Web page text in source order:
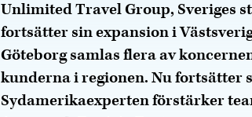
Unlimited Travel Group, Sveriges
fortsätter sin expansion i
Göteborg samlas flera av
kunderna i regionen. Nu fortsätter
Sydamerikaexperten förstärker